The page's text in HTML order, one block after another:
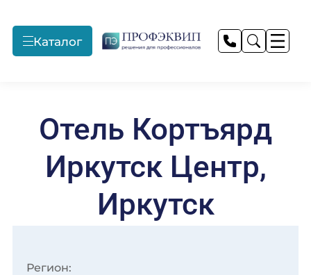
Каталог
Подробнее
Текстиль для отелей
работы
Подробнее
Продажа
оборудования
Подробнее
Профессиональный
текстиль
Отель Кортъярд
Иркутск Центр,
Иркутск
Регион: